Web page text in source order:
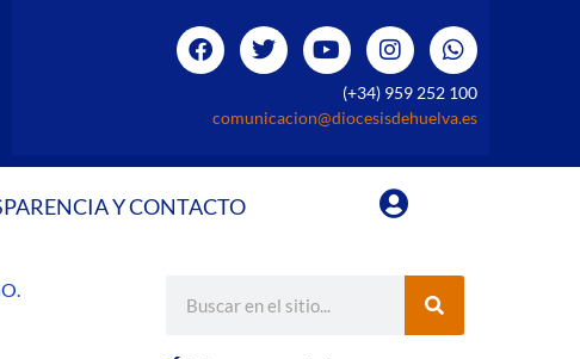
(+34) 959 252 100
comunicacion@diocesisdehuelva.es
Y CONTACTO
.